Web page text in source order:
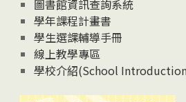
圖書館資訊查詢系統
學年課程計畫書
學生選課輔導手冊
線上教學專區
學校介紹(School